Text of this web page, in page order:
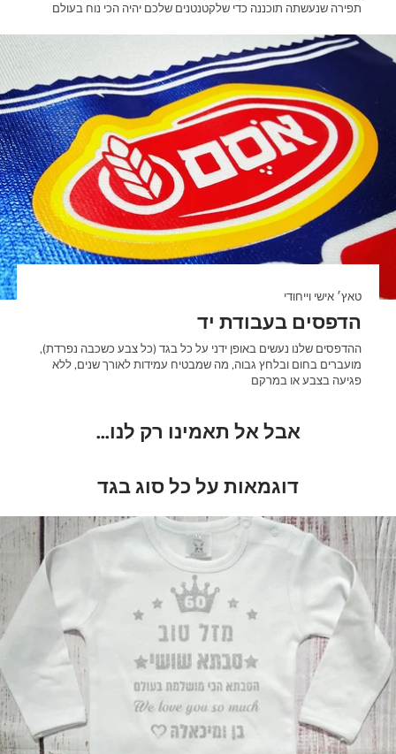
תפירה שנעשתה תוכננה כדי שלקטנטנים שלכם יהיה הכי נוח בעולם
טאץ׳ אישי וייחודי
הדפסים בעבודת יד
ההדפסים שלנו נעשים באופן ידני על כל בגד (כל צבע כשכבה נפרדת),
מועברים בחום ובלחץ גבוה, מה שמבטיח עמידות לאורך שנים, ללא
פגיעה בצבע או במרקם
אבל אל תאמינו רק לנו...
דוגמאות על כל סוג בגד